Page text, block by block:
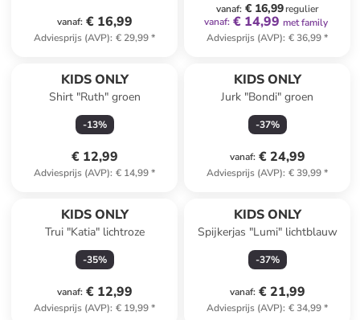
vanaf: € 16,99
Adviesprijs (AVP): € 29,99*
vanaf: € 16,99regulier
vanaf: € 14,99 met family
Adviesprijs (AVP): € 36,99*
KIDS ONLY
Shirt "Ruth" groen
-13%
€ 12,99
Adviesprijs (AVP): € 14,99*
KIDS ONLY
Jurk "Bondi" groen
-37%
vanaf: € 24,99
Adviesprijs (AVP): € 39,99*
KIDS ONLY
Trui "Katia" lichtroze
-35%
vanaf: € 12,99
Adviesprijs (AVP): € 19,99*
KIDS ONLY
Spijkerjas "Lumi" lichtblauw
-37%
vanaf: € 21,99
Adviesprijs (AVP): € 34,99*